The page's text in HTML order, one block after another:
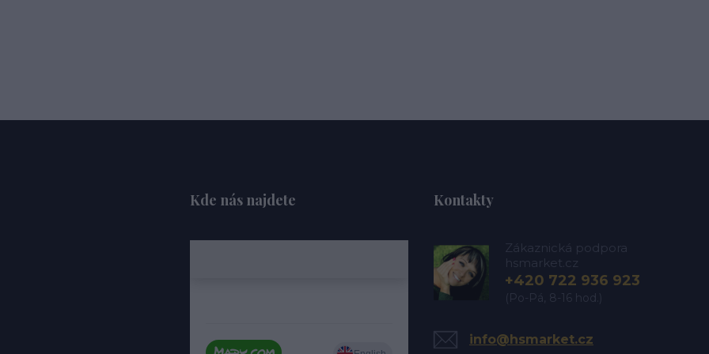
Kde nás najdete Kontakty
Zákaznická podpora
hsmarket.cz
+420 722 936 923
(Po-Pá, 8-16 hod.)
info@hsmarket.cz